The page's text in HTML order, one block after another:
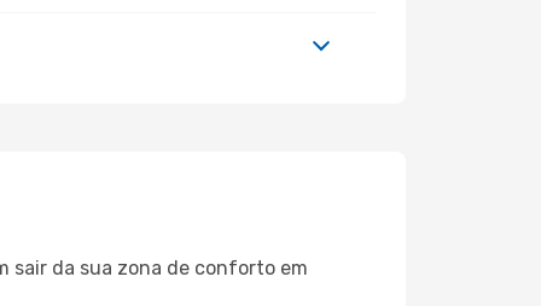
sair da sua zona de conforto em